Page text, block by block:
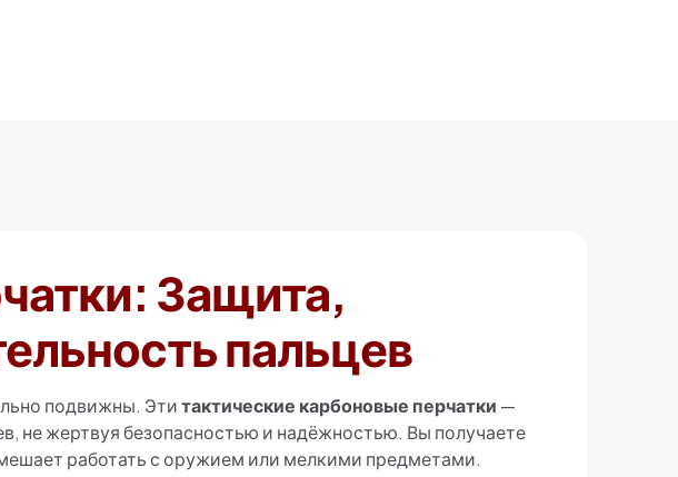
Защита,
пальцев
подвижны. Этитактические карбоновые перчатки —
не жертвуя безопасностью и надёжностью. Вы получаете
работать с оружием или мелкими предметами.